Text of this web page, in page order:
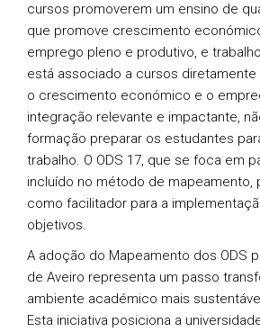
cursos promoverem um ensino de
que promove crescimento
emprego pleno e produtivo, e
está associado a cursos
o crescimento económico e o
integração relevante e impactante,
formação preparar os estudantes
trabalho. O ODS 17, que se foca em
incluído no método de mapeamento,
como facilitador para a
objetivos.
A adoção do Mapeamento dos ODS
de Aveiro representa um passo
ambiente académico mais
Esta iniciativa posiciona a